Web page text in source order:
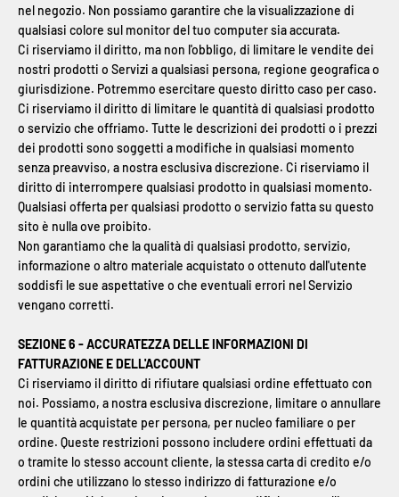
nel negozio. Non possiamo garantire che la visualizzazione di
qualsiasi colore sul monitor del tuo computer sia accurata.
Ci riserviamo il diritto, ma non l'obbligo, di limitare le vendite dei
nostri prodotti o Servizi a qualsiasi persona, regione geografica o
giurisdizione. Potremmo esercitare questo diritto caso per caso.
Ci riserviamo il diritto di limitare le quantità di qualsiasi prodotto
o servizio che offriamo. Tutte le descrizioni dei prodotti o i prezzi
dei prodotti sono soggetti a modifiche in qualsiasi momento
senza preavviso, a nostra esclusiva discrezione. Ci riserviamo il
diritto di interrompere qualsiasi prodotto in qualsiasi momento.
Qualsiasi offerta per qualsiasi prodotto o servizio fatta su questo
sito è nulla ove proibito.
Non garantiamo che la qualità di qualsiasi prodotto, servizio,
informazione o altro materiale acquistato o ottenuto dall'utente
soddisfi le sue aspettative o che eventuali errori nel Servizio
vengano corretti.
SEZIONE 6 - ACCURATEZZA DELLE INFORMAZIONI DI
FATTURAZIONE E DELL'ACCOUNT
Ci riserviamo il diritto di rifiutare qualsiasi ordine effettuato con
noi. Possiamo, a nostra esclusiva discrezione, limitare o annullare
le quantità acquistate per persona, per nucleo familiare o per
ordine. Queste restrizioni possono includere ordini effettuati da
o tramite lo stesso account cliente, la stessa carta di credito e/o
ordini che utilizzano lo stesso indirizzo di fatturazione e/o